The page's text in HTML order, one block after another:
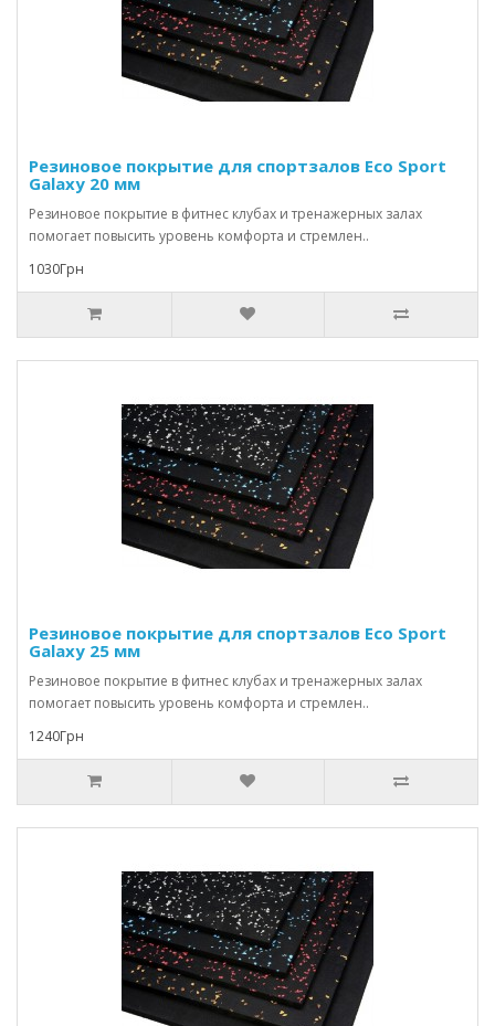
Резиновое покрытие для спортзалов Eco Sport
Galaxy 20 мм
Резиновое покрытие в фитнес клубах и тренажерных залах
помогает повысить уровень комфорта и стремлен..
1030Грн
Резиновое покрытие для спортзалов Eco Sport
Galaxy 25 мм
Резиновое покрытие в фитнес клубах и тренажерных залах
помогает повысить уровень комфорта и стремлен..
1240Грн